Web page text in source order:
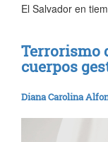
El Salvador en
Terrorismo
cuerpos
Diana Carolina